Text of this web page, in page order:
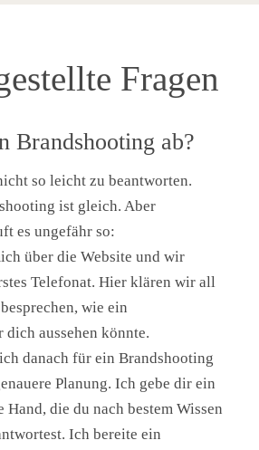
einem sympathischen
ein Brandshooting gebucht. Es
Die Bilder aus dem
wirklich gern. Ich verwende
Instagram und meiner
angenehme Art und dein
Talent kommen sehr gut an.
weiterempfehlen und
erneut buchen.
Fragen
Brandshooting ab?
so leicht zu beantworten.
ist gleich. Aber
es ungefähr so:
über die Website und wir
Telefonat. Hier klären wir all
wie ein
aussehen könnte.
danach für ein Brandshooting
Planung. Ich gebe dir ein
Hand, die du nach bestem Wissen
Ich bereite ein